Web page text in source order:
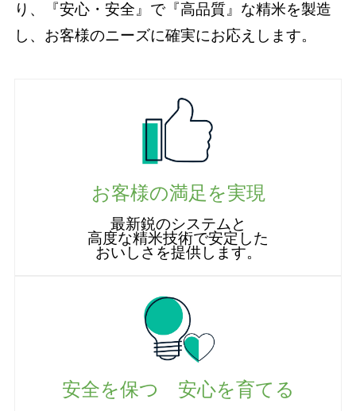
り、『安心・安全』で『高品質』な精米を製造
し、お客様のニーズに確実にお応えします。
お客様の満足を実現
最新鋭のシステムと
高度な精米技術で安定した
おいしさを提供します。
安全を保つ 安心を育てる